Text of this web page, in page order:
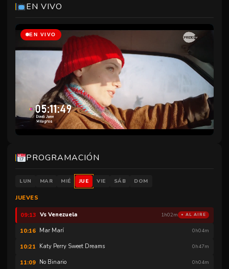
EN VIVO
EN VIVO
PROGRAMACIÓN
LUN MAR MIÉ JUE VIE SÁB DOM
JUEVES
03:45 The Gay Bucket List
08:00
09:13 Vs Venezuela 1h02m ● AL AIRE
10:16 Mar Marí 0h04m
10:21 Katy Perry Sweet Dreams 0h47m
11:09 No Binario 0h04m